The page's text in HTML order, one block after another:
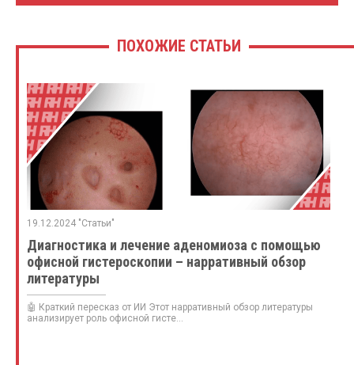
ПОХОЖИЕ СТАТЬИ
19.12.2024 "Статьи"
Диагностика и лечение аденомиоза с помощью
офисной гистероскопии – нарративный обзор
литературы
🤖 Краткий пересказ от ИИ Этот нарративный обзор литературы
анализирует роль офисной гисте...